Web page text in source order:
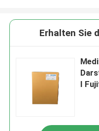
Erhalten Sie
I